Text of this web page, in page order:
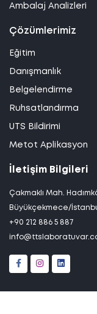
Ambalaj Analizleri
Çözümlerimiz
Eğitim
Danışmanlık
Belgelendirme
Ruhsatlandırma
UTS Bildirimi
Metot Aplikasyon
İletişim Bilgileri
Çakmaklı Mah.
Büyükçekmece/
+90 212 886 5 887